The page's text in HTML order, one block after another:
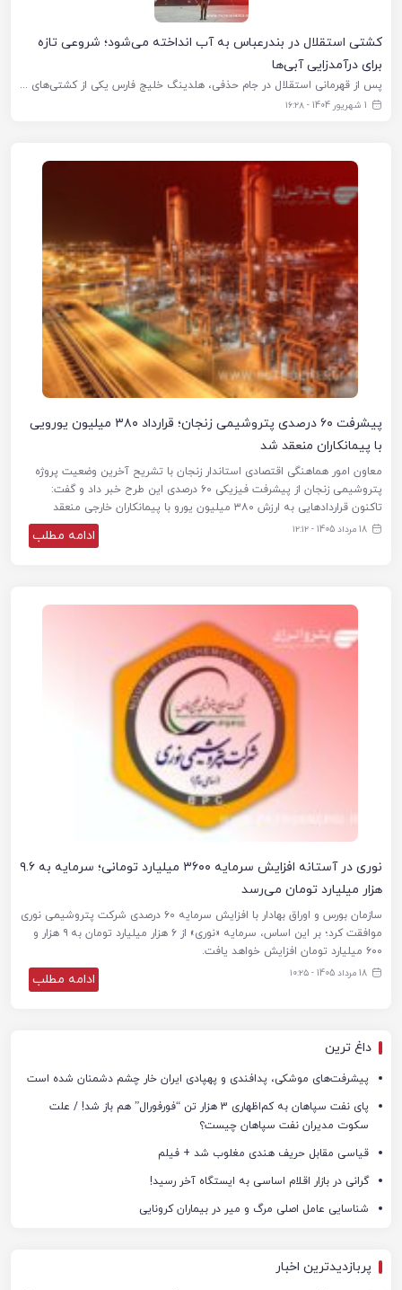
کشتی استقلال در بندرعباس به آب انداخته می‌شود؛ شروعی تازه
برای درآمدزایی آبی‌ها
پس از قهرمانی استقلال در جام حذفی، هلدینگ خلیج فارس یکی از کشتی‌های بزرگ خود را به نام این باشگاه نامگذاری کرد. این کشتی وظیفه جابجایی مواد اولیه و محصولات میان شرکت‌های مختلف پتروشیمی را
1 شهریور 1404 - ۱۶:۲۸
پیشرفت ۶۰ درصدی پتروشیمی زنجان؛ قرارداد ۳۸۰ میلیون یورویی
با پیمانکاران منعقد شد
معاون امور هماهنگی اقتصادی استاندار زنجان با تشریح آخرین وضعیت پروژه
پتروشیمی زنجان از پیشرفت فیزیکی ۶۰ درصدی این طرح خبر داد و گفت:
تاکنون قراردادهایی به ارزش ۳۸۰ میلیون یورو با پیمانکاران خارجی منعقد
18 مرداد 1405 - ۱۲:۱۲ ادامه مطلب
نوری در آستانه افزایش سرمایه ۳۶۰۰ میلیارد تومانی؛ سرمایه به ۹.۶
هزار میلیارد تومان می‌رسد
سازمان بورس و اوراق بهادار با افزایش سرمایه ۶۰ درصدی شرکت پتروشیمی نوری
موافقت کرد؛ بر این اساس، سرمایه «نوری» از ۶ هزار میلیارد تومان به ۹ هزار و
۶۰۰ میلیارد تومان افزایش خواهد یافت.
18 مرداد 1405 - ۱۰:۲۵ ادامه مطلب
داغ ترین
پیشرفت‌های موشکی، پدافندی و پهپادی ایران خار چشم دشمنان شده است
پای نفت سپاهان به کم‌اظهاری 3 هزار تن “فورفورال” هم باز شد! / علت
سکوت مدیران نفت سپاهان چیست؟
قیاسی مقابل حریف هندی مغلوب شد + فیلم
گرانی در بازار اقلام اساسی به ایستگاه آخر رسید!
شناسایی عامل اصلی مرگ و میر در بیماران کرونایی
پربازدیدترین اخبار